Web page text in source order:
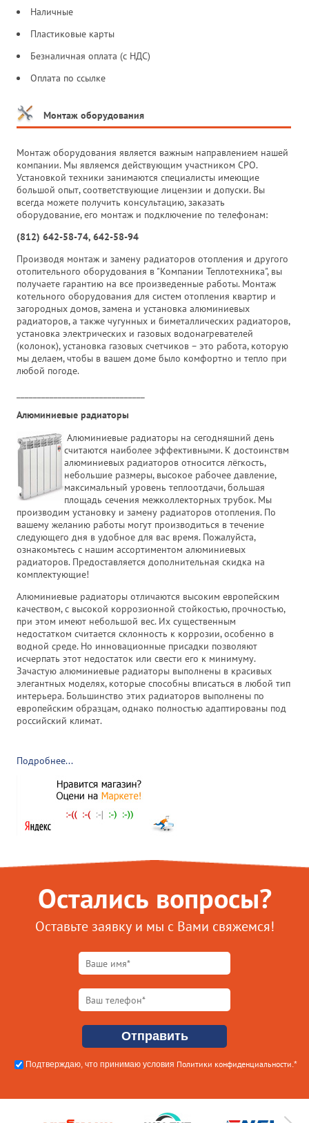
Наличные
Пластиковые карты
Безналичная оплата (с НДС)
Оплата по ссылке
Монтаж оборудования
Монтаж оборудования является важным направлением нашей
компании. Мы являемся действующим участником СРО.
Установкой техники занимаются специалисты имеющие
большой опыт, соответствующие лицензии и допуски. Вы
всегда можете получить консультацию, заказать
оборудование, его монтаж и подключение по телефонам:
(812) 642-58-74, 642-58-94
Производя монтаж и замену радиаторов отопления и другого
отопительного оборудования в "Компании Теплотехника", вы
получаете гарантию на все произведенные работы. Монтаж
котельного оборудования для систем отопления квартир и
загородных домов, замена и установка алюминиевых
радиаторов, а также чугунных и биметаллических радиаторов,
установка электрических и газовых водонагревателей
(колонок), установка газовых счетчиков – это работа, которую
мы делаем, чтобы в вашем доме было комфортно и тепло при
любой погоде.
Алюминиевые радиаторы
Алюминиевые радиаторы на сегодняшний день
считаются наиболее эффективными. К достоинствм
алюминиевых радиаторов относится лёгкость,
небольшие размеры, высокое рабочее давление,
максимальный уровень теплоотдачи, большая
площадь сечения межколлекторных трубок. Мы
производим установку и замену радиаторов отопления. По
вашему желанию работы могут производиться в течение
следующего дня в удобное для вас время. Пожалуйста,
ознакомьтесь с нашим ассортиментом алюминиевых
радиаторов. Предоставляется дополнительная скидка на
комплектующие!
Алюминиевые радиаторы отличаются высоким европейским
качеством, с высокой коррозионной стойкостью, прочностью,
при этом имеют небольшой вес. Их существенным
недостатком считается склонность к коррозии, особенно в
водной среде. Но инновационные присадки позволяют
исчерпать этот недостаток или свести его к минимуму.
Зачастую алюминиевые радиаторы выполнены в красивых
элегантных моделях, которые способны вписаться в любой тип
интерьера. Большинство этих радиаторов выполнены по
европейским образцам, однако полностью адаптированы под
российский климат.
Подробнее...
Остались вопросы?
Оставьте заявку и мы с Вами свяжемся!
Подтверждаю, что принимаю условия Политики конфиденциальности .*